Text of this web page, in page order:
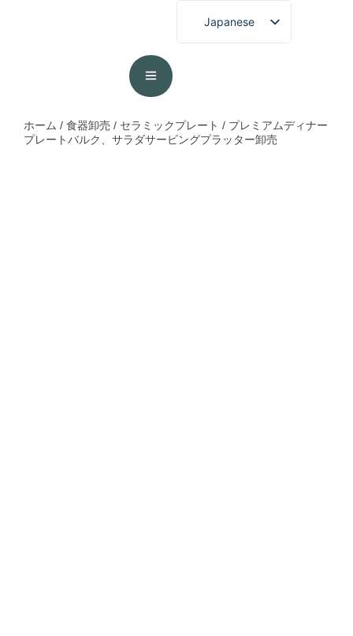
Japanese
English
Spanish
ホーム / 食器卸売 / セラミックプレート / プレミアムディナー
プレートバルク、サラダサービングプラッター卸売